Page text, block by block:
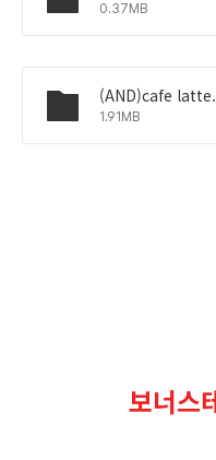
0.37MB
(AND)cafe
1.91MB
보너스